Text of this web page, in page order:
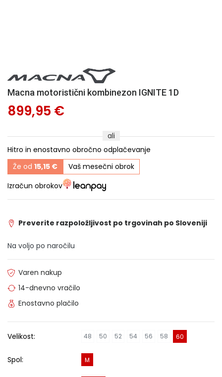
Macna motoristični kombinezon IGNITE 1D
899,95 €
ali
Hitro in enostavno obročno odplačevanje
Že od 15,15 €
Vaš mesečni obrok
Izračun obrokov
Preverite razpoložljivost po trgovinah po Sloveniji
Na voljo po naročilu
Varen nakup
14-dnevno vračilo
Enostavno plačilo
Velikost: 48 50 52 54 56 58 60
Spol: M